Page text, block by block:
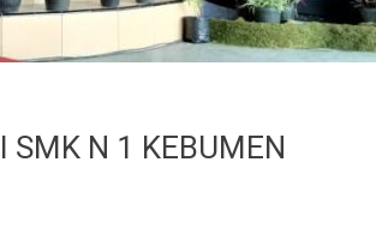
SMK N 1 KEBUMEN